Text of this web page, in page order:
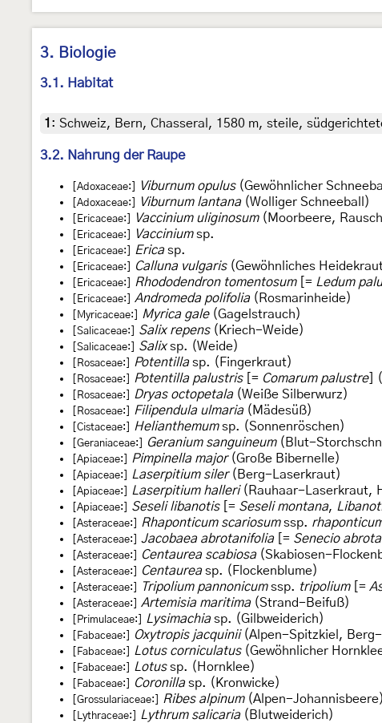
3. Biologie
3.1. Habitat
1 : Schweiz, Bern, Chasseral, 1580 m, steile,
3.2. Nahrung der Raupe
[Adoxaceae:] Viburnum opulus(Gewöhnlicher
[Adoxaceae:] Viburnum lantana(Wolliger Schneeball)
[Ericaceae:] Vaccinium uliginosum(Moorbeere,
[Ericaceae:] Vacciniumsp.
[Ericaceae:] Ericasp.
[Ericaceae:] Calluna vulgaris(Gewöhnliches
[Ericaceae:] Rhododendron tomentosum[= Ledum
[Ericaceae:] Andromeda polifolia(Rosmarinheide)
[Myricaceae:] Myrica gale(Gagelstrauch)
[Salicaceae:] Salix repens(Kriech-Weide)
[Salicaceae:] Salixsp. (Weide)
[Rosaceae:] Potentillasp. (Fingerkraut)
[Rosaceae:] Potentilla palustris[= Comarum palustre]
[Rosaceae:] Dryas octopetala(Weiße Silberwurz)
[Rosaceae:] Filipendula ulmaria(Mädesüß)
[Cistaceae:] Helianthemumsp. (Sonnenröschen)
[Geraniaceae:] Geranium sanguineum(Blut-
[Apiaceae:] Pimpinella major(Große Bibernelle)
[Apiaceae:] Laserpitium siler(Berg-Laserkraut)
[Apiaceae:] Laserpitium halleri(Rauhaar-Laserkraut,
[Apiaceae:] Seseli libanotis[= Seseli montana,
[Asteraceae:] Rhaponticum scariosumssp.
[Asteraceae:] Jacobaea abrotanifolia[= Senecio
[Asteraceae:] Centaurea scabiosa(Skabiosen-
[Asteraceae:] Centaureasp. (Flockenblume)
[Asteraceae:] Tripolium pannonicumssp. tripolium[=
[Asteraceae:] Artemisia maritima(Strand-Beifuß)
[Primulaceae:] Lysimachiasp. (Gilbweiderich)
[Fabaceae:] Oxytropis jacquinii(Alpen-Spitzkiel,
[Fabaceae:] Lotus corniculatus(Gewöhnlicher
[Fabaceae:] Lotussp. (Hornklee)
[Fabaceae:] Coronillasp. (Kronwicke)
[Grossulariaceae:] Ribes alpinum(Alpen-Johannisbeere)
[Lythraceae:] Lythrum salicaria(Blutweiderich)